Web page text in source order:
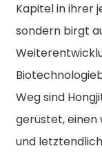
Kapitel in ihrer
sondern birgt
Weg sind
gerüstet, einen
und